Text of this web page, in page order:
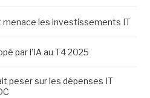
menace les investissements IT
par l'IA au T4 2025
peser sur les dépenses IT